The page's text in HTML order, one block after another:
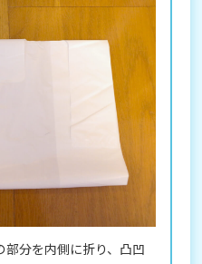
部分を内側に折り、凸凹